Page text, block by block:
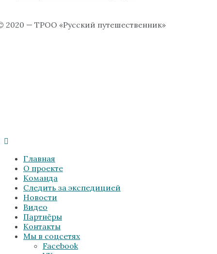
2020 — ТРОО «Русский путешественник»
Главная
О проекте
Команда
Следить за экспедицией
Новости
Видео
Партнёры
Контакты
Мы в соцсетях
Facebook